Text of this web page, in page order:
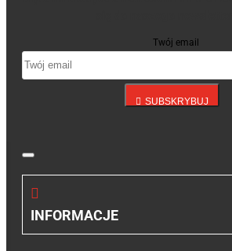
Twój email
SUBSKRYBUJ
INFORMACJE